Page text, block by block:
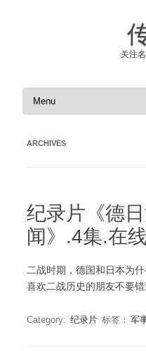
关注
Skip to content
ARCHIVES
纪录片《德
闻》.4集.在
二战时期，德国和日本为
喜欢二战历史的朋友不要错
Category: 纪录片 标签： 军